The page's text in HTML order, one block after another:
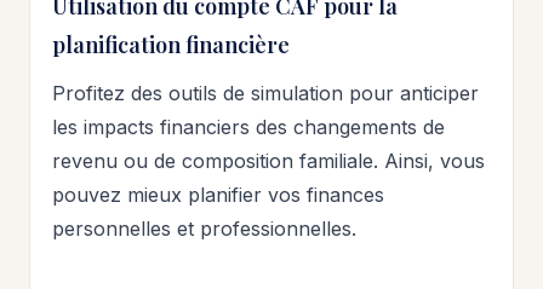
Utilisation du compte CAF pour la
planification financière
Profitez des outils de simulation pour anticiper
les impacts financiers des changements de
revenu ou de composition familiale. Ainsi, vous
pouvez mieux planifier vos finances
personnelles et professionnelles.